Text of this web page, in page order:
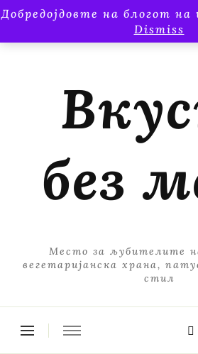
Добредојдовте на блогот на
Dismiss
без
Место за љубителите
вегетаријанска храна,
стил